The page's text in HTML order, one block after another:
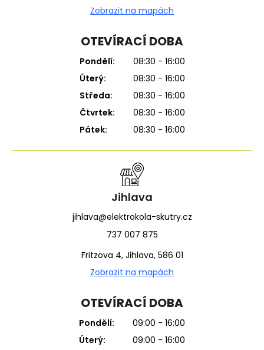
Zobrazit na mapách
OTEVÍRACÍ DOBA
Pondělí:
08:30 - 16:00
Úterý:
08:30 - 16:00
Středa:
08:30 - 16:00
Čtvrtek:
08:30 - 16:00
Pátek:
08:30 - 16:00
Jihlava
jihlava@elektrokola-skutry.cz
737 007 875
Fritzova 4, Jihlava, 586 01
Zobrazit na mapách
OTEVÍRACÍ DOBA
Pondělí:
09:00 - 16:00
Úterý:
09:00 - 16:00